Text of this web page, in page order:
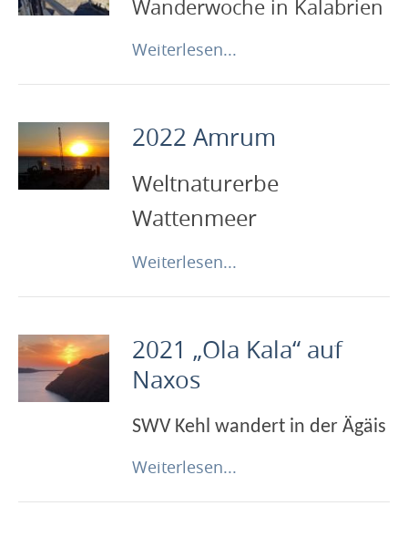
Wanderwoche in Kalabrien
Weiterlesen...
2022 Amrum
Weltnaturerbe
Wattenmeer
Weiterlesen...
2021 „Ola Kala“ auf
Naxos
SWV Kehl wandert in der Ägäis
Weiterlesen...